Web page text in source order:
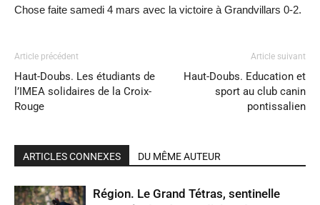
Chose faite samedi 4 mars avec la victoire à Grandvillars 0-2.
Article précédent
Haut-Doubs. Les étudiants de
l’IMEA solidaires de la Croix-
Rouge
Article suivant
Haut-Doubs. Education et
sport au club canin
pontissalien
ARTICLES CONNEXES DU MÊME AUTEUR
Région. Le Grand Tétras, sentinelle